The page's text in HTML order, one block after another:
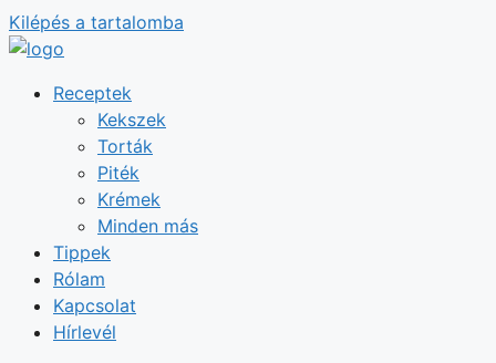
Kilépés a tartalomba
Receptek
Kekszek
Torták
Piték
Krémek
Minden más
Tippek
Rólam
Kapcsolat
Hírlevél